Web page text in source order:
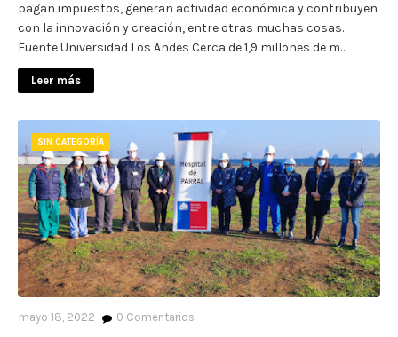
pagan impuestos, generan actividad económica y contribuyen
con la innovación y creación, entre otras muchas cosas.
Fuente Universidad Los Andes Cerca de 1,9 millones de m…
Leer más
SIN CATEGORÍA
mayo 18, 2022 0 Comentarios